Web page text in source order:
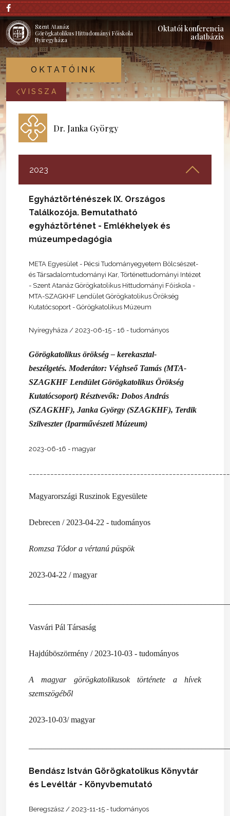
Szent Atanáz
Görögkatolikus Hittudományi Főiskola
Nyíregyháza
Oktatói konferencia
adatbázis
OKTATÓINK
VISSZA
Dr. Janka György
2023
Egyháztörténészek IX. Országos
Találkozója. Bemutatható
egyháztörténet - Emlékhelyek és
múzeumpedagógia
META Egyesület - Pécsi Tudományegyetem Bölcsészet-
és Társadalomtudományi Kar, Történettudományi Intézet
- Szent Atanáz Görögkatolikus Hittudományi Főiskola -
MTA-SZAGKHF Lendület Görögkatolikus Örökség
Kutatócsoport - Görögkatolikus Múzeum
Nyíregyháza / 2023-06-15 - 16 - tudományos
Görögkatolikus örökség – kerekasztal-
beszélgetés. Moderátor: Véghseő Tamás (MTA-
SZAGKHF Lendület Görögkatolikus Örökség
Kutatócsoport) Résztvevők: Dobos András
(SZAGKHF), Janka György (SZAGKHF), Terdik
Szilveszter (Iparművészeti Múzeum)
2023-06-16 - magyar
Magyarországi Ruszinok Egyesülete
Debrecen / 2023-04-22 - tudományos
Romzsa Tódor a vértanú püspök
2023-04-22 / magyar
Vasvári Pál Társaság
Hajdúböszörmény / 2023-10-03 - tudományos
A magyar görögkatolikusok története a hívek
szemszögéből
2023-10-03/ magyar
Bendász István Görögkatolikus Könyvtár
és Levéltár - Könyvbemutató
Beregszász / 2023-11-15 - tudományos